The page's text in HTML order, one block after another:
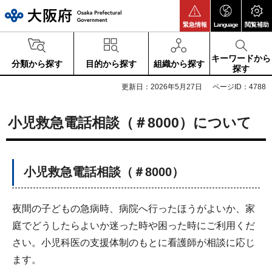
緊急情報 Language 閲覧補助
分類から探す 目的から探す 組織から探す
キーワードから
探す
更新日：2026年5月27日 ページID：4788
小児救急電話相談（＃8000）について
小児救急電話相談（＃8000）
夜間の子どもの急病時、病院へ行ったほうがよいか、家
庭でどうしたらよいか迷った時や困った時にご利用くだ
さい。小児科医の支援体制のもとに看護師が相談に応じ
ます。